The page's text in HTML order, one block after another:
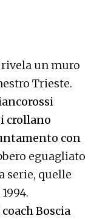
rivela un muro
Trieste.
crollano
con
eguagliato
serie, quelle
Boscia